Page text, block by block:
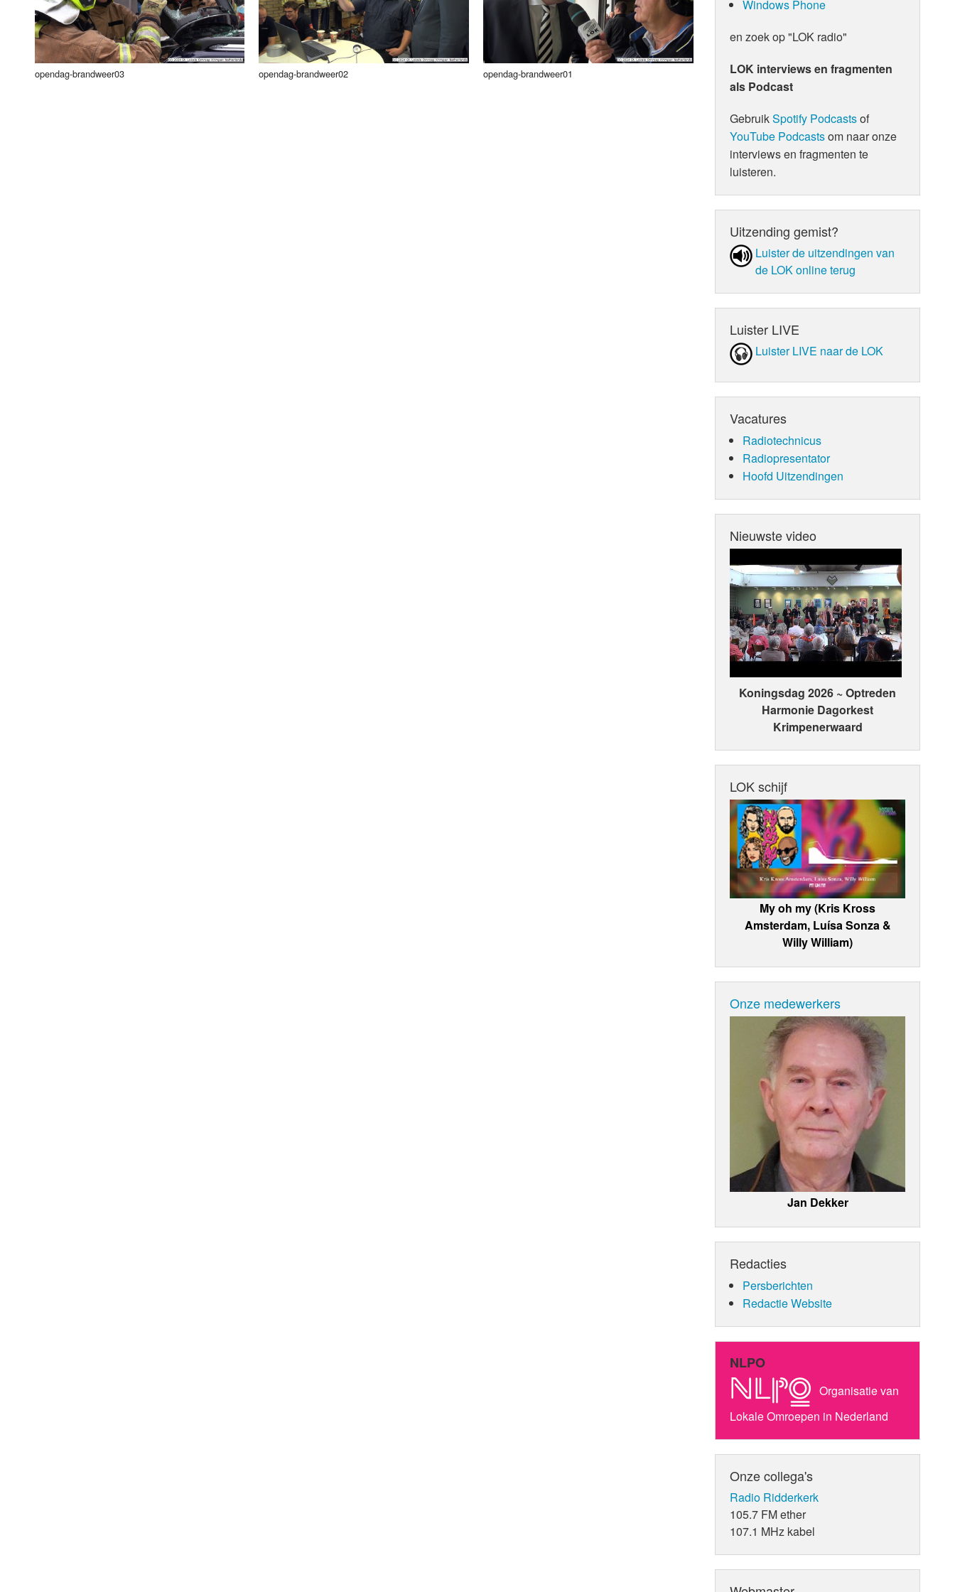
opendag-brandweer03 opendag-brandweer02 opendag-brandweer01
Windows Phone
en zoek op "LOK radio"
LOK interviews en fragmenten
als Podcast
GebruikSpotify Podcastsof
YouTube Podcastsom naar onze
interviews en fragmenten te
luisteren.
Uitzending gemist?
Luister de uit­zen­din­gen van
de LOK online terug
Luister LIVE
Luister LIVE naar de LOK
Vacatures
Radiotechnicus
Radiopresentator
Hoofd Uitzendingen
Nieuwste video
Koningsdag 2026 ~ Optreden
Harmonie Dagorkest
Krimpenerwaard
LOK schijf
My oh my (Kris Kross
Amsterdam, Luísa Sonza &
Willy William)
Onze medewerkers
Jan Dekker
Redacties
Persberichten
Redactie Website
NLPO
Organisatie van
Lokale Omroepen in Nederland
Onze collega's
Radio Ridderkerk
105.7 FM ether
107.1 MHz kabel